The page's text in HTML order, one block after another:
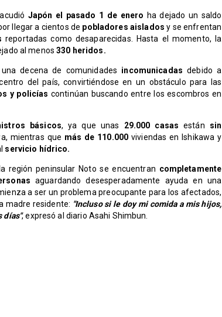
Japón el pasado 1 de enero ha dejado un saldo
llegar a cientos de pobladores aisladosy se enfrentan
reportadas como desaparecidas. Hasta el momento, la
al menos 330 heridos.
decena de comunidades incomunicadas debido a
del país, convirtiéndose en un obstáculo para las
y policías continúan buscando entre los escombros en
básicos, ya que unas 29.000 casas están sin
mientras que más de 110.000 viviendas en Ishikawa y
servicio hídrico.
región peninsular Noto se encuentran completamente
aguardando desesperadamente ayuda en una
a ser un problema preocupante para los afectados,
madre residente: "Incluso si le doy mi comida a mis hijos,
días", expresó al diario Asahi Shimbun.